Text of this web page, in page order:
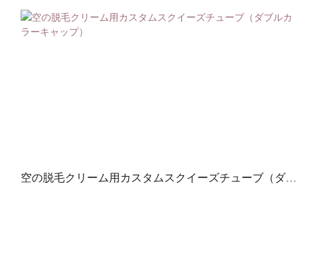
空の脱毛クリーム用カスタムスクイーズチューブ（ダブ